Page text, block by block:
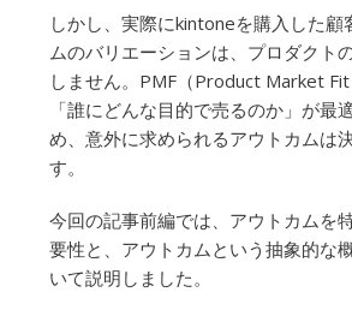
しかし、実際にkintoneを購入した顧
ムのバリエーションは、プロダクト
しません。PMF（Product Market
「誰にどんな目的で売るのか」が最
め、意外に求められるアウトカムは
す。
今回の記事前編では、アウトカムを
要性と、アウトカムという抽象的な
いて説明しました。